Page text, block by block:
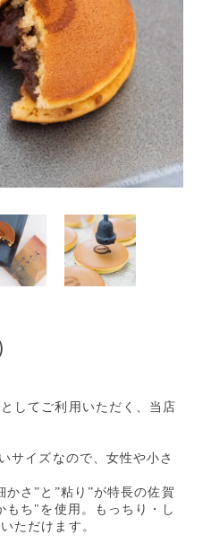
してご利用いただく、当店
サイズなので、女性や小さ
かさ”と”粘り”が特長の佐賀
もち"を使用。もっちり・し
ただけます。